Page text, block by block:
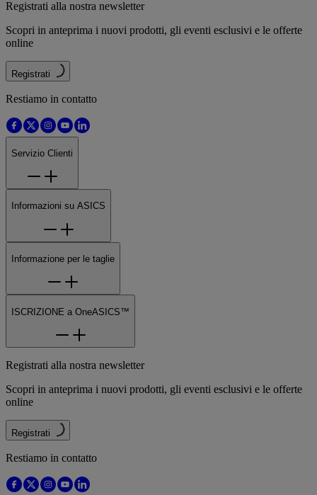
Registrati alla nostra newsletter
Scopri in anteprima i nuovi prodotti, gli eventi esclusivi e le offerte
online
Registrati
Restiamo in contatto
Servizio Clienti
Informazioni su ASICS
Informazione per le taglie
ISCRIZIONE a OneASICS™
Registrati alla nostra newsletter
Scopri in anteprima i nuovi prodotti, gli eventi esclusivi e le offerte
online
Registrati
Restiamo in contatto